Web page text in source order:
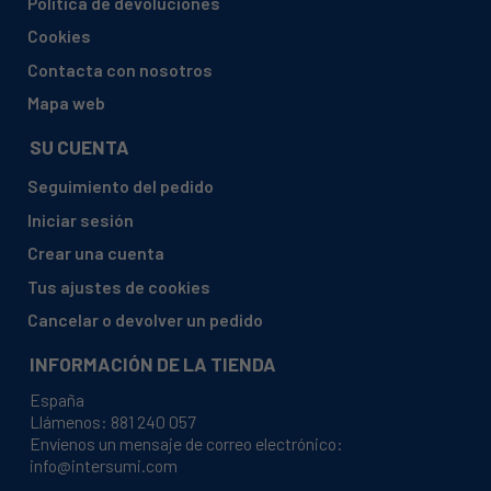
GORENJE, 325561 HZFI2727A NRCI4181C
GORENJE, 328765 HZFI2827AFV NRKI4181LW
GORENJE, 329219 NRKI4181LW
GORENJE, 329221 HZFI2828AFV NRKI5181LW
GORENJE, 329221 NRKI5181LW
GORENJE, 335504 HZFS2827A KNRK41285E
Cookies
Contacta con nosotros
Mapa web
SU CUENTA
Seguimiento del pedido
Iniciar sesión
Crear una cuenta
Tus ajustes de cookies
Cancelar o devolver un pedido
INFORMACIÓN DE LA TIENDA
España
Llámenos: 881 240 057
Envíenos un mensaje de correo electrónico:
info@intersumi.com